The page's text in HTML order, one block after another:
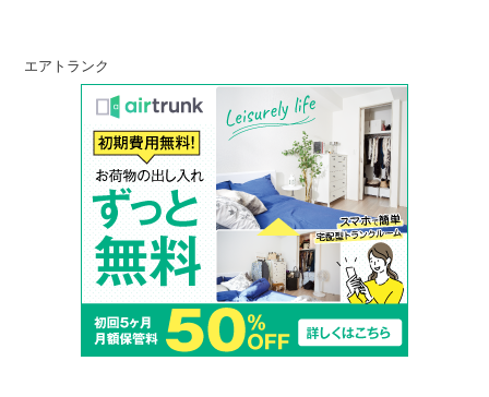
エアトランク